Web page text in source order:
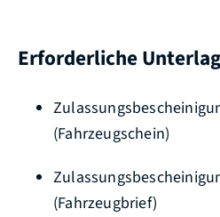
Erforderliche
(Fahrzeugschein)
(Fahrzeugbrief)